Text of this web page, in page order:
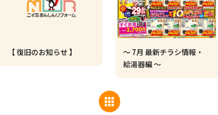
【 復旧のお知らせ 】
～ 7月 最新チラシ情報・
給湯器編 ～